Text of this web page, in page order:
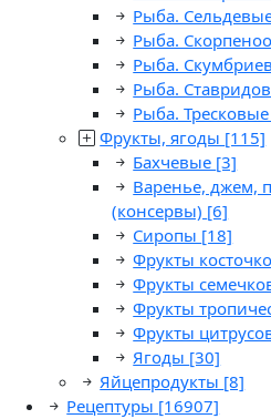
Рыба.
Рыба.
Рыба.
Рыба.
Рыба. Тресковые
Фрукты, ягоды [115]
Бахчевые [3]
Варенье, джем,
(консервы) [6]
Сиропы [18]
Фрукты
Фрукты
Фрукты
Фрукты
Ягоды [30]
Яйцепродукты [8]
Рецептуры [16907]